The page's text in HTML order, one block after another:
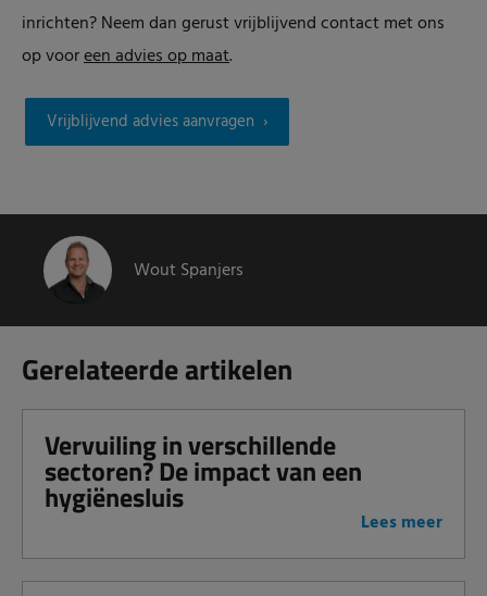
inrichten? Neem dan gerust vrijblijvend contact met ons
op vooreen advies op maat.
Vrijblijvend advies aanvragen
Wout Spanjers
Gerelateerde artikelen
Vervuiling in verschillende
sectoren? De impact van een
hygiënesluis
Lees meer